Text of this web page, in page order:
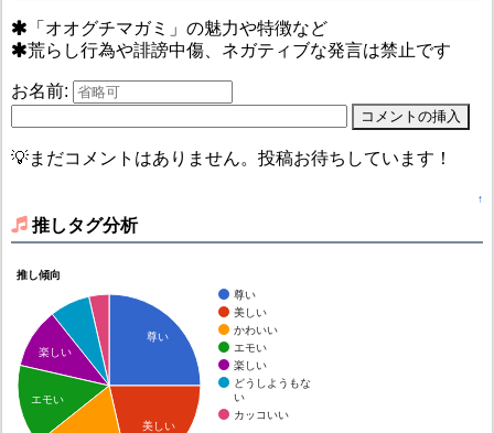
「オオグチマガミ」の魅力や特徴など
荒らし行為や誹謗中傷、ネガティブな発言は禁止です
お名前:
💡まだコメントはありません。投稿お待ちしています！
↑
推しタグ分析
推し傾向
尊い
美しい
かわいい
エモい
楽しい
どうしようもな
い
カッコいい
尊い
美しい
楽しい
エモい